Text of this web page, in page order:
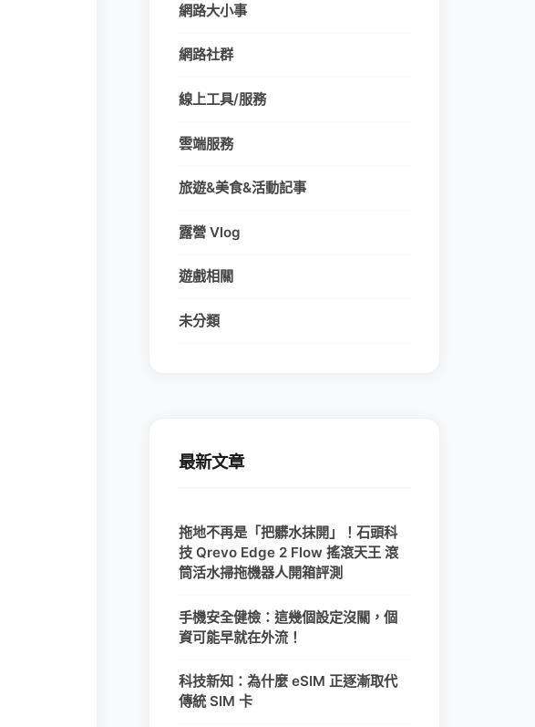
網路大小事
網路社群
線上工具/服務
雲端服務
旅遊&美食&活動記事
露營 Vlog
遊戲相關
未分類
最新文章
拖地不再是「把髒水抹開」！石頭科
技 Qrevo Edge 2 Flow 搖滾天王 滾
筒活水掃拖機器人開箱評測
手機安全健檢：這幾個設定沒關，個
資可能早就在外流！
科技新知：為什麼 eSIM 正逐漸取代
傳統 SIM 卡